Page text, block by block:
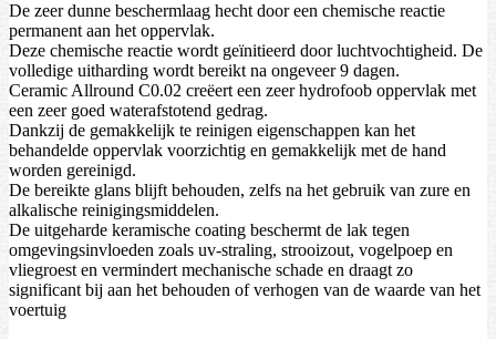
De zeer dunne beschermlaag hecht door een chemische reactie
permanent aan het oppervlak.
Deze chemische reactie wordt geïnitieerd door luchtvochtigheid. De
volledige uitharding wordt bereikt na ongeveer 9 dagen.
Ceramic Allround C0.02 creëert een zeer hydrofoob oppervlak met
een zeer goed waterafstotend gedrag.
Dankzij de gemakkelijk te reinigen eigenschappen kan het
behandelde oppervlak voorzichtig en gemakkelijk met de hand
worden gereinigd.
De bereikte glans blijft behouden, zelfs na het gebruik van zure en
alkalische reinigingsmiddelen.
De uitgeharde keramische coating beschermt de lak tegen
omgevingsinvloeden zoals uv-straling, strooizout, vogelpoep en
vliegroest en vermindert mechanische schade en draagt zo
significant bij aan het behouden of verhogen van de waarde van het
voertuig